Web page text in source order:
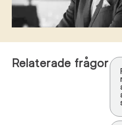
Relaterade frågor